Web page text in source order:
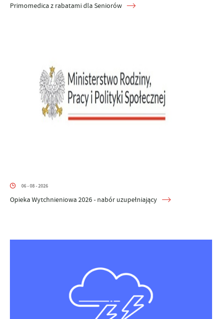
Primomedica z rabatami dla Seniorów
06 - 08 - 2026
Opieka Wytchnieniowa 2026 - nabór uzupełniający